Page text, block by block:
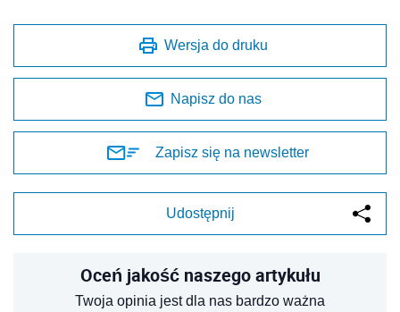
Wersja do druku
Napisz do nas
Zapisz się na newsletter
Udostępnij
Oceń jakość naszego artykułu
Twoja opinia jest dla nas bardzo ważna